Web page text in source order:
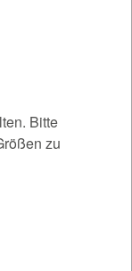
Bitte
zu